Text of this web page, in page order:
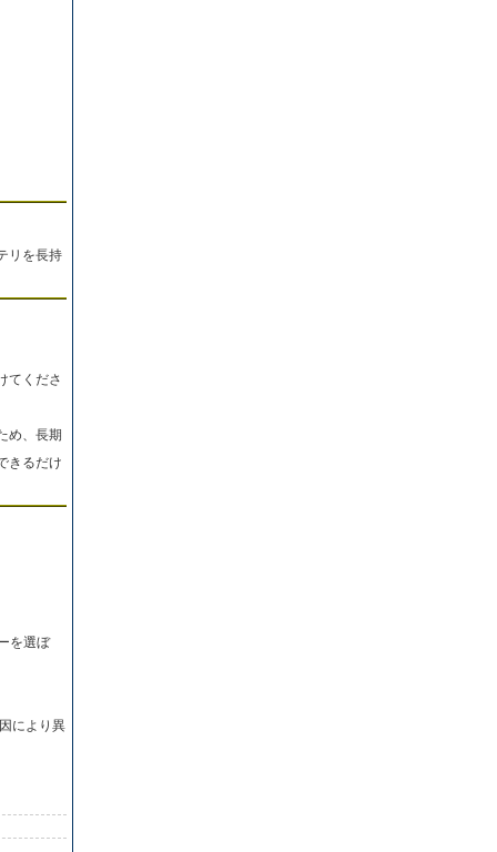
リを長持
てくださ
め、長期
きるだけ
を選ぼ
により異